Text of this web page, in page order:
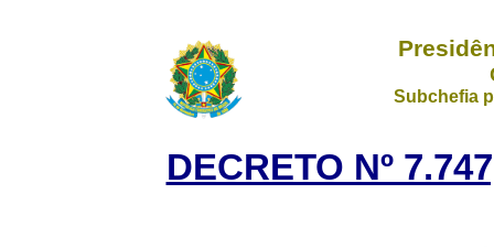
Subchefia
DECRETO Nº